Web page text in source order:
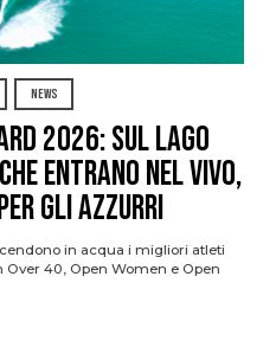
NEWS
2026: sul Lago
entrano nel vivo,
gli azzurri
in acqua i migliori atleti
Over 40, Open Women e Open